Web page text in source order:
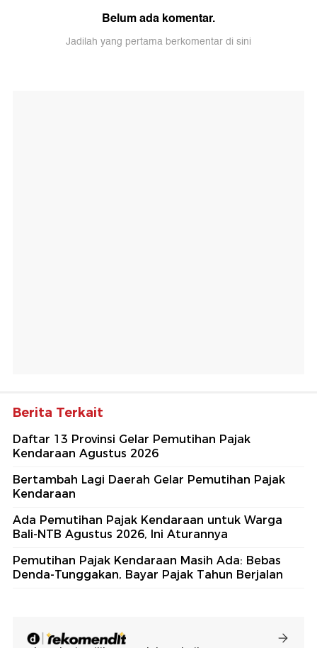
Belum ada komentar.
Jadilah yang pertama berkomentar di sini
Berita Terkait
Daftar 13 Provinsi Gelar Pemutihan Pajak
Kendaraan Agustus 2026
Bertambah Lagi Daerah Gelar Pemutihan Pajak
Kendaraan
Ada Pemutihan Pajak Kendaraan untuk Warga
Bali-NTB Agustus 2026, Ini Aturannya
Pemutihan Pajak Kendaraan Masih Ada: Bebas
Denda-Tunggakan, Bayar Pajak Tahun Berjalan